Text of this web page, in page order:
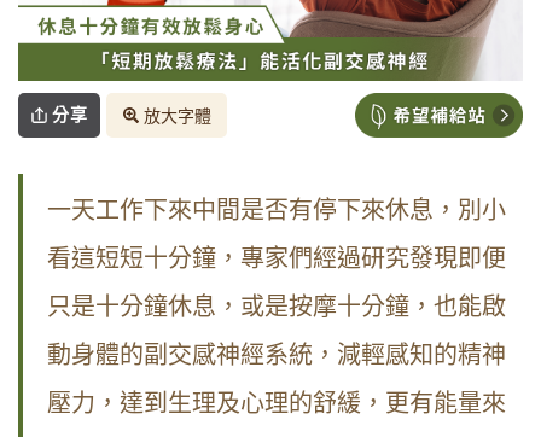
分享 放大字體
一天工作下來中間是否有停下來休息，別小
看這短短十分鐘，專家們經過研究發現即便
只是十分鐘休息，或是按摩十分鐘，也能啟
動身體的副交感神經系統，減輕感知的精神
壓力，達到生理及心理的舒緩，更有能量來